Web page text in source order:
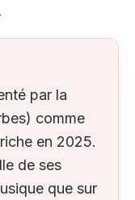
par la
comme
en 2025.
de ses
que sur